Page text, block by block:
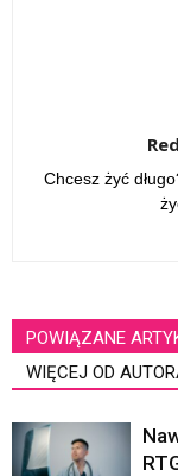
Chcesz żyć
POWIĄZANE
WIĘCEJ OD